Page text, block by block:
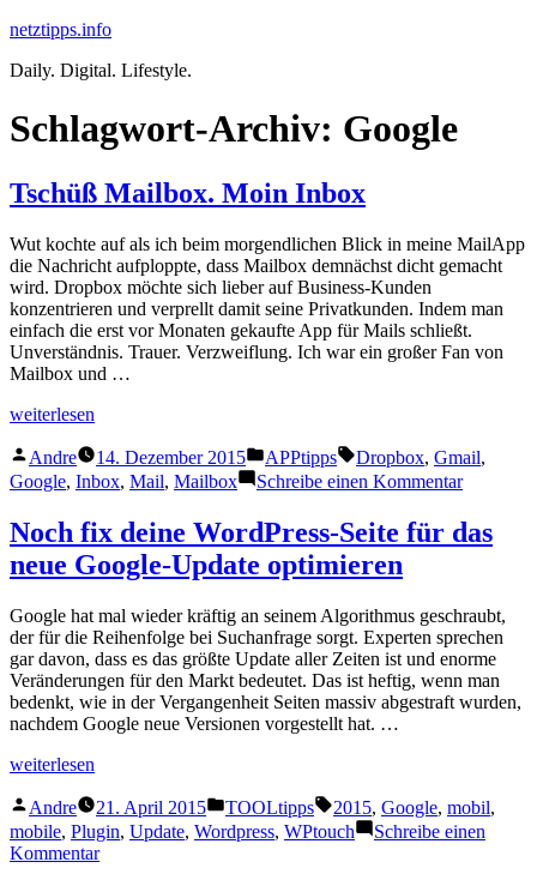
Zum
springen
netztipps.info
Daily. Digital. Lifestyle.
Schlagwort-Archiv: Google
Tschüß Mailbox. Moin Inbox
Wut kochte auf als ich beim morgendlichen Blick in meine MailApp
die Nachricht aufploppte, dass Mailbox demnächst dicht gemacht
wird. Dropbox möchte sich lieber auf Business-Kunden
konzentrieren und verprellt damit seine Privatkunden. Indem man
einfach die erst vor Monaten gekaufte App für Mails schließt.
Unverständnis. Trauer. Verzweiflung. Ich war ein großer Fan von
Mailbox und …
„Tschüß
Moin
Inbox“
weiterlesen
Veröffentlicht
von
Andre 14. Dezember 2015
Veröffentlicht
unter
APPtipps Schlagwörter:
Dropbox, Gmail,
Google, Inbox, Mail, Mailbox Schreibe einen Kommentarzu
Mailbox.
Moin
Noch fix deine WordPress-Seite für das
neue Google-Update optimieren
Google hat mal wieder kräftig an seinem Algorithmus geschraubt,
der für die Reihenfolge bei Suchanfrage sorgt. Experten sprechen
gar davon, dass es das größte Update aller Zeiten ist und enorme
Veränderungen für den Markt bedeutet. Das ist heftig, wenn man
bedenkt, wie in der Vergangenheit Seiten massiv abgestraft wurden,
nachdem Google neue Versionen vorgestellt hat. …
„Noch
deine
WordPress-
Seite
weiterlesen
Veröffentlicht
von
Andre 21. April 2015
Veröffentlicht
unter
TOOLtipps Schlagwörter:
2015, Google, mobil,
mobile, Plugin, Update, Wordpress, WPtouch
Schreibe einen
Kommentarzu